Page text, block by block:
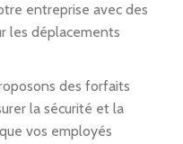
entreprise avec des
les déplacements
des forfaits
la sécurité et la
vos employés